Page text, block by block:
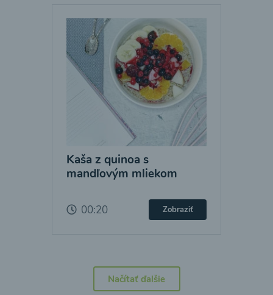
Kaša z quinoa s
mandľovým mliekom
00:20 Zobraziť
Načítať ďalšie